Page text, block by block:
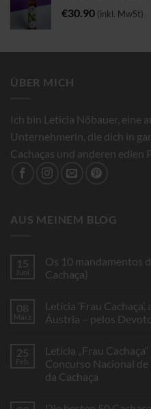
€30.90 (inkl. MwSt)
ÜBER MICH
Ich bin Leticia Nöbauer, eine
Unternehmerin, die dich in
Cachaças und anderen
AUS MEINEM BLOG
15
Juni
Os 10 mandamentos
Cachaça)
Os
10
degustação
(e
da
Frau
08
März
Letícia ‘Frau
Áustria – pelos
Letícia
‘Frau
Cachaça’,
do
25
Feb.
Letícia „Frau
Concurso Nacional
da Cachaça